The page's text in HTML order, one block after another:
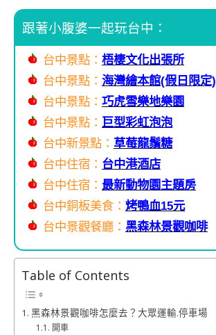
跟著小腹婆一起玩台中：
台中景點： 梧棲文化出張所
台中景點： 海灣繪本館(假日限定)
台中景點： 巧虎雪樂地樂園
台中景點： 巨型彩虹泡泡
台中新景點： 草莓龍鬚糖
台中住宿： 台中港酒店
台中住宿： 最新動物園主題房
台中銅板美食： 烤鴨血15元
台中景觀餐廳： 黑森林景觀咖啡
Table of Contents
黑森林景觀咖啡怎麼去？大眾運輸.停車場
開車